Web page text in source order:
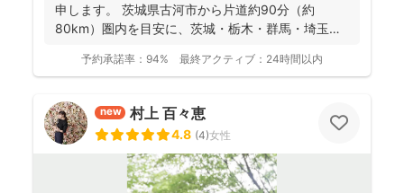
申します。 茨城県古河市から片道約90分（約
80km）圏内を目安に、茨城・栃木・群馬・埼玉
予約承諾率： 94% 最終アクティブ： 24時間以内
new 村上 百々恵
4.8 (4)女性